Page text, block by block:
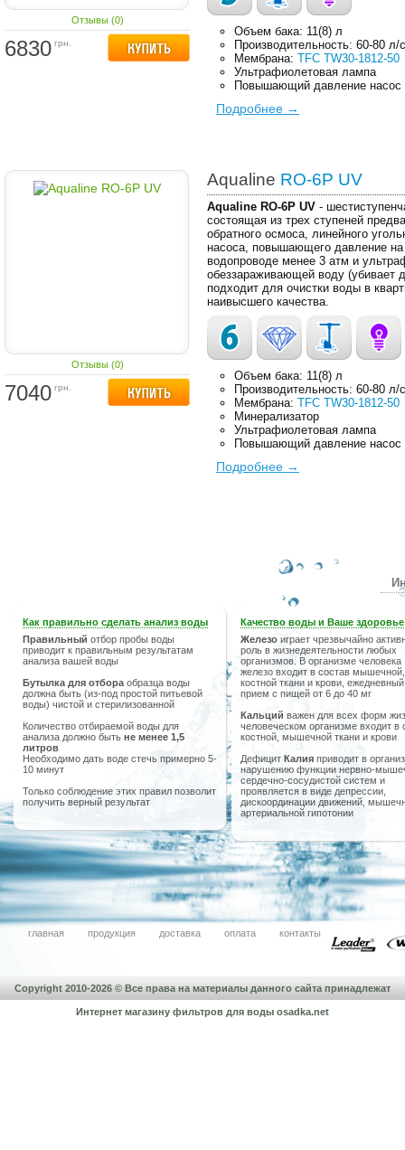
Отзывы (0)
6830 грн.
Объем бака: 11(8) л
Производительность: 60-80 л/
Мембрана: TFC TW30-1812-50
Ультрафиолетовая лампа
Повышающий давление насос
Подробнее →
Отзывы (0)
7040 грн.
Aqualine RO-6P UV
Aqualine RO-6P UV -
состоящая из трех ступеней
обратного осмоса, линейного
насоса, повышающего давление
водопроводе менее 3 атм и
обеззараживающей воду (убивает
подходит для очистки воды в
наивысшего качества.
Объем бака: 11(8) л
Производительность: 60-80 л/
Мембрана: TFC TW30-1812-50
Минерализатор
Ультрафиолетовая лампа
Повышающий давление насос
Подробнее →
Как правильно сделать анализ воды
Правильный отбор пробы воды
приводит к правильным результатам
анализа вашей воды
Бутылка для отбора образца воды
должна быть (из-под простой питьевой
воды) чистой и стерилизованной
Количество отбираемой воды для
анализа должно быть не менее 1,5
литров
Необходимо дать воде стечь примерно 5-
10 минут
Только соблюдение этих правил позволит
получить верный результат
Качество воды и Ваше здоровье
Железо играет чрезвычайно
роль в жизнедеятельности любых
организмов. В организме человека
железо входит в состав мышечной,
костной ткани и крови, ежедневный
прием с пищей от 6 до 40 мг
Кальций важен для всех форм
человеческом организме входит в
костной, мышечной ткани и крови
Дефицит Калия приводит в
нарушению функции нервно-
сердечно-сосудистой систем и
проявляется в виде депрессии,
дискоординации движений,
артериальной гипотонии
главная продукция доставка оплата контакты
Copyright 2010-2026 © Все права на материалы данного сайта принадлежат
Интернет магазину фильтров для воды osadka.net